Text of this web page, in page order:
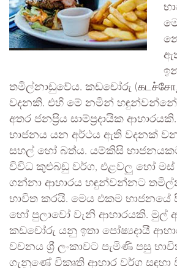
තමිල්නාඩුවේය. කඩචෝරු
වදනකි. එහි මේ නමින් හඳුන්වන්නේ
අතර ජනප්‍රිය සාම්ප්‍රදායික
භාජනය යන අර්ථය ඇති වදනක්
සහල් හෝ බත්ය. යම්කිසි
විවිධ කුළුබඩු වර්ග, එළවලු හෝ මස්
ගන්නා ආහාරය හඳුන්වන්නට
භාවිත කරයි. මෙය එකම භාජනයේ
හෝ පුලාවෝ වැනි ආහාරයකි. මුල්
කඩචෝරු යනු ඉතා පෝෂ්‍යදායී
වචනය ශ්‍රී ලංකාවට පැමිණි පසු
ගැනුණේ විකෘති ආහාර වර්ග